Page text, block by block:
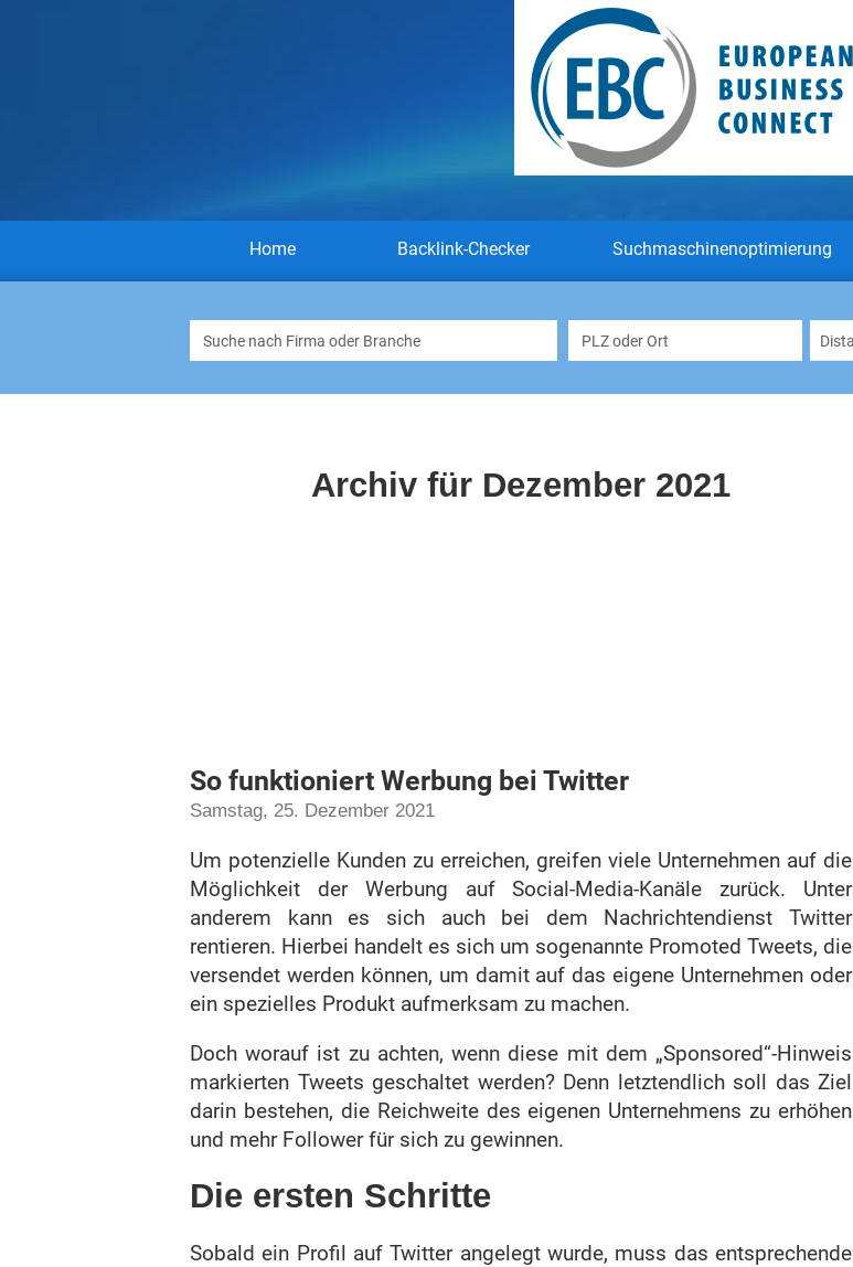
Home Backlink-Checker Suchmaschinenoptimierung
Archiv für Dezember 2021
So funktioniert Werbung bei Twitter
Samstag, 25. Dezember 2021
Um potenzielle Kunden zu erreichen, greifen viele Unternehmen auf die
Möglichkeit der Werbung auf Social-Media-Kanäle zurück. Unter
anderem kann es sich auch bei dem Nachrichtendienst Twitter
rentieren. Hierbei handelt es sich um sogenannte Promoted Tweets, die
versendet werden können, um damit auf das eigene Unternehmen oder
ein spezielles Produkt aufmerksam zu machen.
Doch worauf ist zu achten, wenn diese mit dem „Sponsored“-Hinweis
markierten Tweets geschaltet werden? Denn letztendlich soll das Ziel
darin bestehen, die Reichweite des eigenen Unternehmens zu erhöhen
und mehr Follower für sich zu gewinnen.
Die ersten Schritte
Sobald ein Profil auf Twitter angelegt wurde, muss das entsprechende